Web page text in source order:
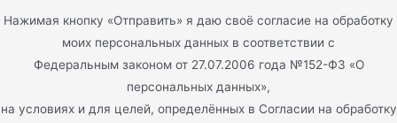
Нажимая кнопку «Отправить» я даю своё согласие на обработку
моих персональных данных в соответствии с
Федеральным законом от 27.07.2006 года №152-ФЗ «О
персональных данных»,
на условиях и для целей, определённых в Согласии на обработку